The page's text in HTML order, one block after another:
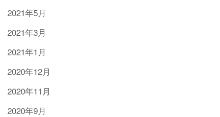
2021年5月
2021年3月
2021年1月
2020年12月
2020年11月
2020年9月